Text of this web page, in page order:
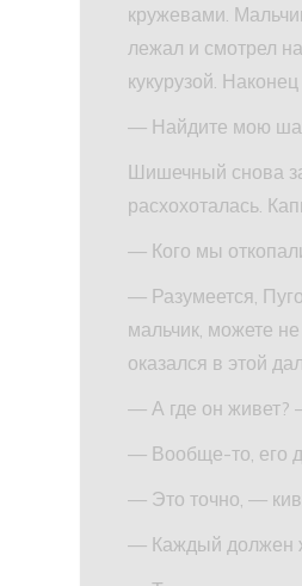
кружевами.
лежал и смотрел
кукурузой.
— Найдите мою
Шишечный снова
расхохоталась.
— Кого мы
— Разумеется,
мальчик, можете
оказался в этой
— А где он живет?
— Вообще-то, его
— Это точно, —
— Каждый должен